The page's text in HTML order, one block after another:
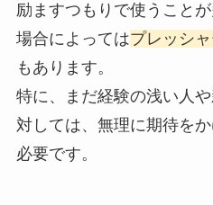
励ますつもりで使うことが
場合によってはプレッシ
もあります。
特に、まだ経験の浅い人
対しては、無理に期待を
必要です。